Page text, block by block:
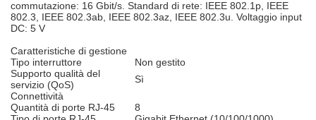
commutazione: 16 Gbit/s. Standard di rete: IEEE 802.1p, IEEE
802.3, IEEE 802.3ab, IEEE 802.3az, IEEE 802.3u. Voltaggio input
DC: 5 V
Caratteristiche di gestione
Tipo interruttore
Non gestito
Supporto qualità del
servizio (QoS)
Sì
Connettività
Quantità di porte RJ-45
8